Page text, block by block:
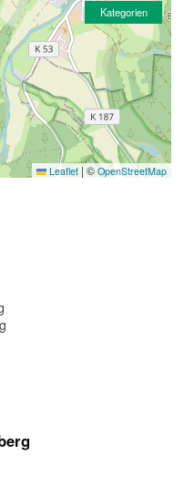
Leaflet | © OpenStreetMap
Kategorien